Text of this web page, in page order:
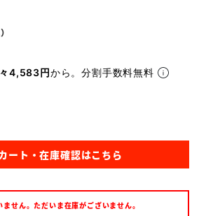
4,583円から。分割手数料無料
せん。ただいま在庫がございません。